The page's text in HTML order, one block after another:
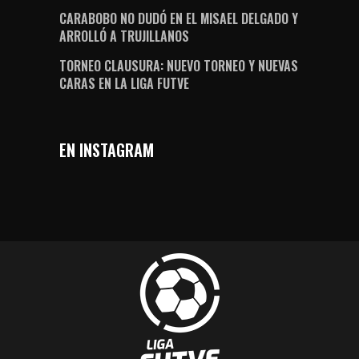
CARABOBO NO DUDÓ EN EL MISAEL DELGADO Y
ARROLLÓ A TRUJILLANOS
TORNEO CLAUSURA: NUEVO TORNEO Y NUEVAS
CARAS EN LA LIGA FUTVE
EN INSTAGRAM